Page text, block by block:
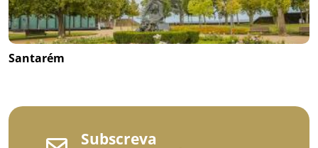
Santarém
Subscreva